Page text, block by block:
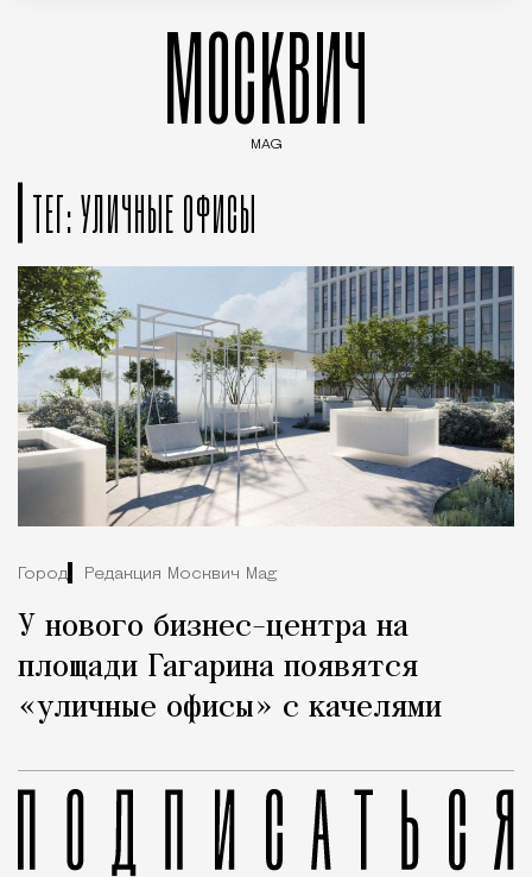
МОСКВИЧ
MAG
ТЕГ: УЛИЧНЫЕ ОФИСЫ
Город Редакция Москвич Mag
У нового бизнес-центра на
площади Гагарина появятся
«уличные офисы» с качелями